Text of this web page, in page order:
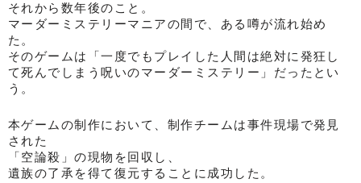
それから数年後のこと。
マーダーミステリーマニアの間で、ある噂が流れ始め
た。
そのゲームは「一度でもプレイした人間は絶対に発狂し
て死んでしまう呪いのマーダーミステリー」だったとい
う。
本ゲームの制作において、制作チームは事件現場で発見
された
「空論殺」の現物を回収し、
遺族の了承を得て復元することに成功した。